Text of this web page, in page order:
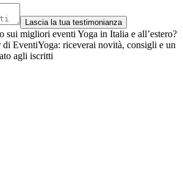
Lascia la tua testimonianza
sui migliori eventi Yoga in Italia e all’estero?
EventiYoga: riceverai novità, consigli e un
agli iscritti